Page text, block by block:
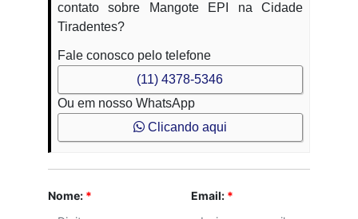
contato sobre Mangote EPI na Cidade
Tiradentes?
Fale conosco pelo telefone
(11) 4378-5346
Ou em nosso WhatsApp
Clicando aqui
Nome: * Email: *